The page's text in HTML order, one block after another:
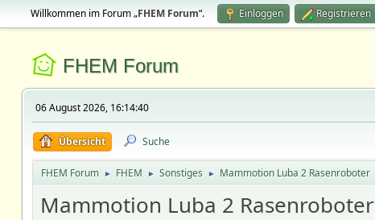
Willkommen im Forum „FHEM Forum“. Einloggen Registrieren
FHEM Forum
06 August 2026, 16:14:40
Übersicht Suche
FHEM Forum ► FHEM ► Sonstiges ► Mammotion Luba 2 Rasenroboter
Mammotion Luba 2 Rasenroboter